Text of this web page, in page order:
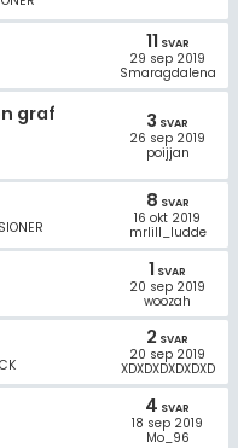
11 SVAR
29 sep 2019
Smaragdalena
graf
3 SVAR
26 sep 2019
poijjan
8 SVAR
16 okt 2019
mrlill_ludde
1 SVAR
20 sep 2019
woozah
2 SVAR
20 sep 2019
XDXDXDXDXDXD
4 SVAR
18 sep 2019
Mo_96